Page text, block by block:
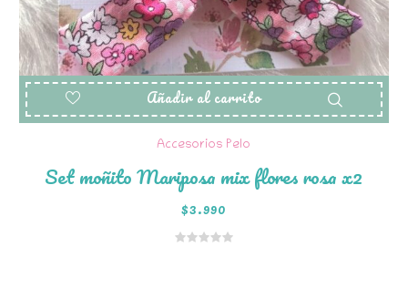
Añadir al carrito
Accesorios Pelo
Set moñito Mariposa mix flores rosa x2
$3.990